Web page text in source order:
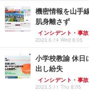
機密情報を山手
肌身離さず
インシデント・事故
2023.6.14 Wed 8:05
小学校教諭 休日
出し紛失
インシデント・事故
2023.5.11 Thu 8:05